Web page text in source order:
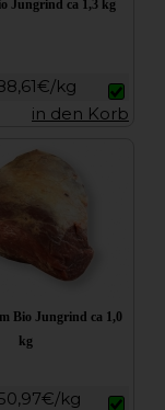
Jungrind ca 1,3 kg
kg
in den Korb
Bio Jungrind ca 1,0
kg
kg